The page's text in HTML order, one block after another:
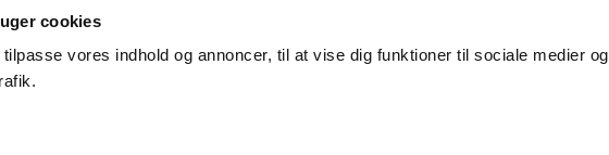
cookies
vores indhold og annoncer, til at vise dig funktioner til sociale medier og